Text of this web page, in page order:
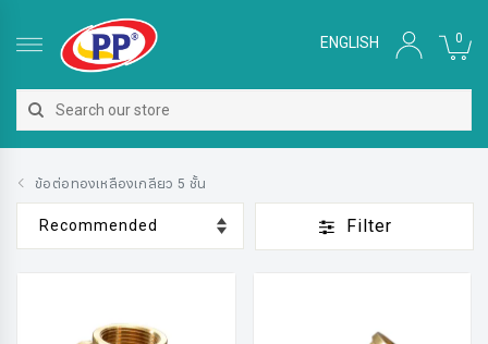
ENGLISH 0
ข้อต่อทองเหลืองเกลียว 5 ชั้น
Filter